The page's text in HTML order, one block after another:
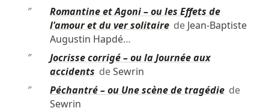
″
Romantine et Agoni – ou les Effets de
l'amour et du ver solitairede Jean-Baptiste
Augustin Hapdé…
″
Jocrisse corrigé – ou la Journée aux
accidents deSewrin
″
Péchantré – ou Une scène de tragédiede
Sewrin